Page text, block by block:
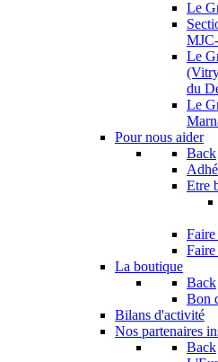
Le
Le
du
Le
Pour nous aider
Back
Etre
La boutique
Back
Bon
Bilans d'activité
Nos partenaires
Back